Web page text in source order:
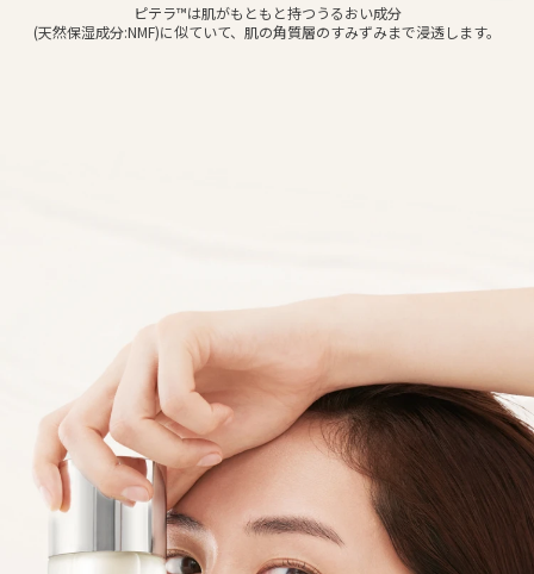
ピテラ™は肌がもともと持つうるおい成分
(天然保湿成分:NMF)に似ていて、肌の角質層のすみずみまで浸透します。